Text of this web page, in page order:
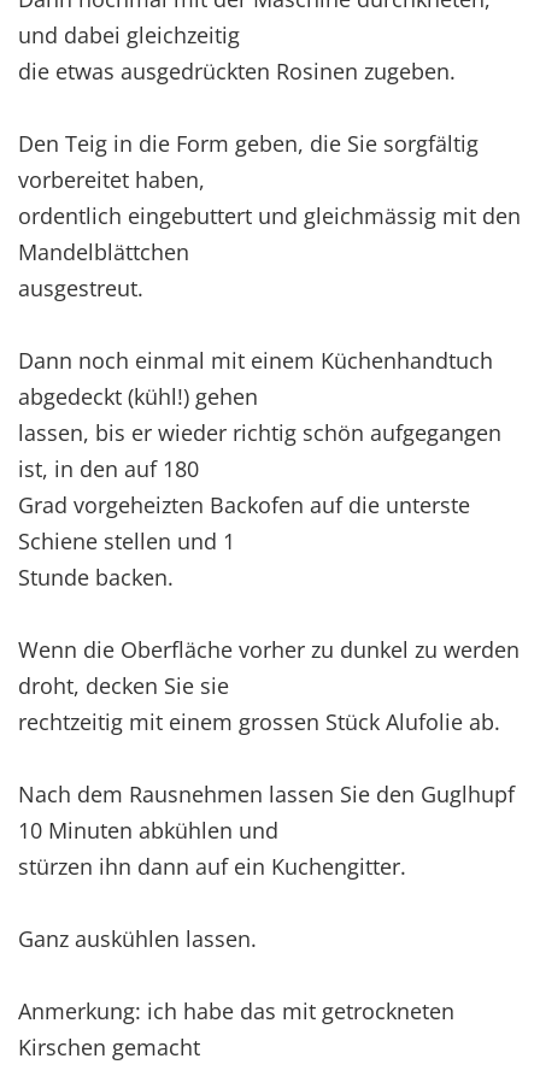
und dabei gleichzeitig
die etwas ausgedrückten Rosinen zugeben.
Den Teig in die Form geben, die Sie sorgfältig
vorbereitet haben,
ordentlich eingebuttert und gleichmässig mit den
Mandelblättchen
ausgestreut.
Dann noch einmal mit einem Küchenhandtuch
abgedeckt (kühl!) gehen
lassen, bis er wieder richtig schön aufgegangen
ist, in den auf 180
Grad vorgeheizten Backofen auf die unterste
Schiene stellen und 1
Stunde backen.
Wenn die Oberfläche vorher zu dunkel zu werden
droht, decken Sie sie
rechtzeitig mit einem grossen Stück Alufolie ab.
Nach dem Rausnehmen lassen Sie den Guglhupf
10 Minuten abkühlen und
stürzen ihn dann auf ein Kuchengitter.
Ganz auskühlen lassen.
Anmerkung: ich habe das mit getrockneten
Kirschen gemacht